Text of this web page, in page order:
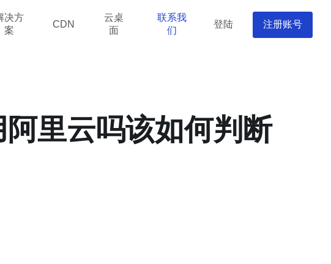
决方
案
CDN
云桌
面
联系我
们
登陆 注册账号
里云吗该如何判断